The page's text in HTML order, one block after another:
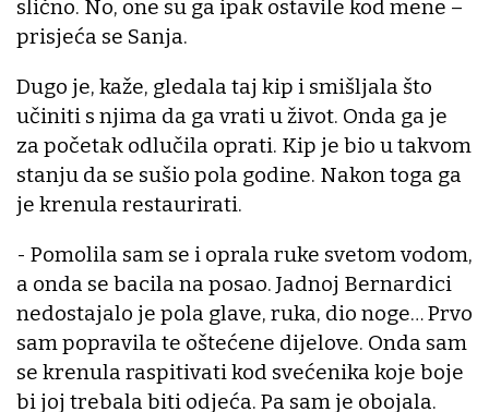
slično. No, one su ga ipak ostavile kod mene –
prisjeća se Sanja.
Dugo je, kaže, gledala taj kip i smišljala što
učiniti s njima da ga vrati u život. Onda ga je
za početak odlučila oprati. Kip je bio u takvom
stanju da se sušio pola godine. Nakon toga ga
je krenula restaurirati.
- Pomolila sam se i oprala ruke svetom vodom,
a onda se bacila na posao. Jadnoj Bernardici
nedostajalo je pola glave, ruka, dio noge… Prvo
sam popravila te oštećene dijelove. Onda sam
se krenula raspitivati kod svećenika koje boje
bi joj trebala biti odjeća. Pa sam je obojala.